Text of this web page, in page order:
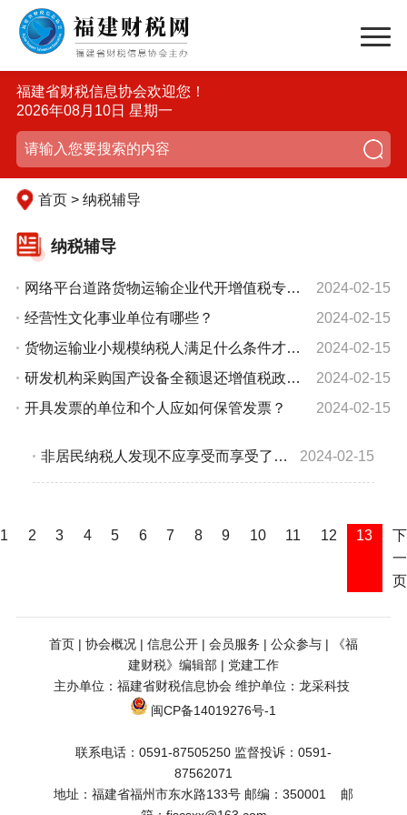
福建省财税信息协会欢迎您！
2026年08月10日 星期一
首页 > 纳税辅导
纳税辅导
网络平台道路货物运输企业代开增值税专用发票试点企业代开发票是应注意哪些事项？
2024-02-15
经营性文化事业单位有哪些？
2024-02-15
货物运输业小规模纳税人满足什么条件才能通过网络平台道路货物运输企业代开增值税专用发票？
2024-02-15
研发机构采购国产设备全额退还增值税政策，适用于哪些研发机构？
2024-02-15
开具发票的单位和个人应如何保管发票？
2024-02-15
非居民纳税人发现不应享受而享受了协定待遇，并少缴或未缴税款的怎么办？ 2024-02-15
1 2 3 4 5 6 7 8 9 10 11 12 13
下
一
页
首页 | 协会概况 | 信息公开 | 会员服务 | 公众参与 |
《福
建财税》编辑部 | 党建工作
主办单位：福建省财税信息协会 维护单位： 龙采科技
闽CP备14019276号-1
联系电话：0591-87505250 监督投诉：0591-
87562071
地址：福建省福州市东水路133号 邮编：350001    邮